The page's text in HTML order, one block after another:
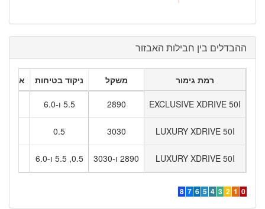
ההבדלים בין חבילות האבזור
רמת גימור משקל ניקוד בטיחות
EXCLUSIVE XDRIVE 50I
2890 5.5 ו-6.0
LUXURY XDRIVE 50I
3030
0.5
LUXURY XDRIVE 50I 2890 ו-3030 0.5, 5.5 ו-6.0
0
1
2
3
4
5
6
7
8